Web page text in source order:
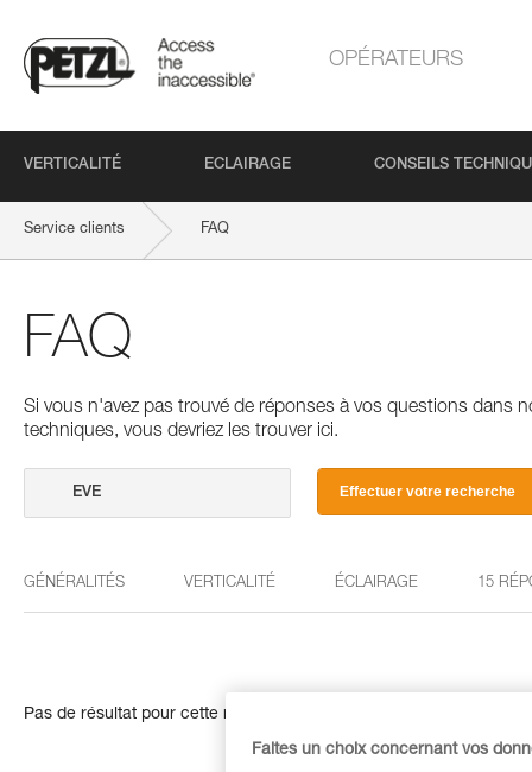
OPÉRATEURS
VERTICALITÉ ECLAIRAGE CONSEILS
Service clients FAQ
FAQ
Si vous n'avez pas trouvé de réponses à vos questions dans
techniques, vous devriez les trouver ici.
Effectuer votre recherche
GÉNÉRALITÉS VERTICALITÉ ÉCLAIRAGE 15
Pas de résultat pour cette recherche
Faites un choix concernant vos